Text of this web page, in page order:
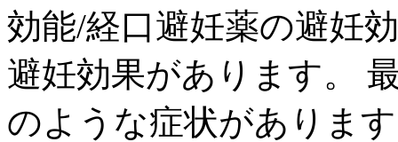
効能/経口避妊薬の避妊
避妊効果があります。
のような症状がありま